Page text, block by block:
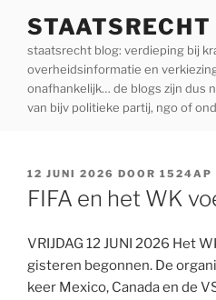
inhoud
staatsrecht blog: verdieping bij
overheidsinformatie en
onafhankelijk… de blogs zijn dus
van bijv politieke partij, ngo of
GEPLAATST
OP
12 JUNI 2026 DOOR 1524AP
FIFA en het WK
VRIJDAG 12 JUNI 2026 Het
gisteren begonnen. De
keer Mexico, Canada en de